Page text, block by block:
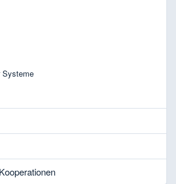
Systeme